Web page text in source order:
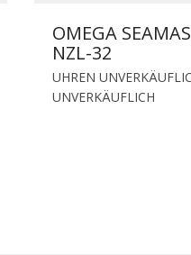
OMEGA
NZL-32
UHREN
UNVERKÄUFLICH